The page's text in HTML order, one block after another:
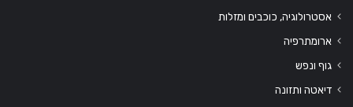
אסטרולוגיה, כוכבים ומזלות
ארומתרפיה
גוף ונפש
דיאטה ותזונה